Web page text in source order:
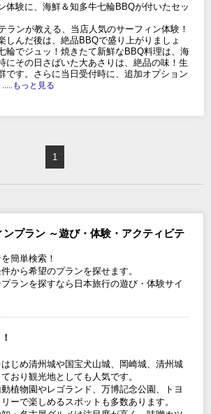
体験に、海鮮＆知多牛七輪BBQが付いたセッ
ランが教える、当店人気のサーフィン体験！
しんだ後は、絶品BBQで盛り上がりましょ
輪でジュッ！焼きたて新鮮なBBQ料理は、海
にその日さばいた大あさりは、絶品の味！生
です。さらに当日受付時に、追加オプション
.....もっと見る
1
プラン ～遊び・体験・アクティビテ
簡単検索！
から希望のプランを探せます。
ランを探すなら日本旅行の遊び・体験サイ
じめ清州城や国宝犬山城、岡崎城、清州城
おり観光地としても人気です。
植物園やレゴランド、万博記念公園、トヨ
ーで楽しめるスポットも多数あります。